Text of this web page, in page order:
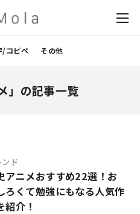
/コピペ その他
」の記事一覧
ンド
アニメおすすめ22選！お
ろくて勉強にもなる人気作
紹介！